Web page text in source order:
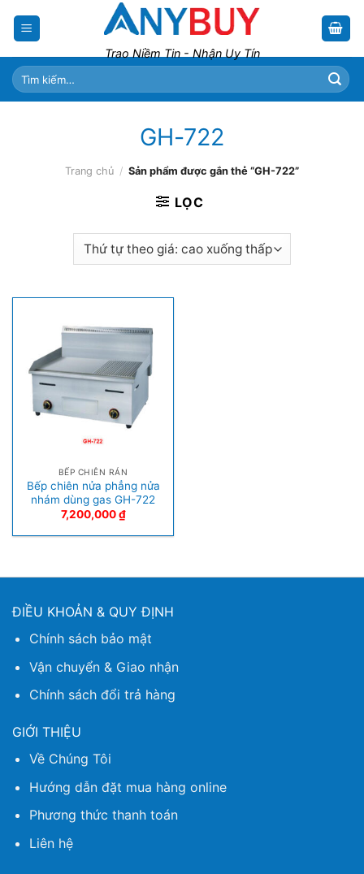
Trao Niềm Tin - Nhận Uy Tín
Tìm
kiếm:
GH-722
Trang chủ / Sản phẩm được gắn thẻ “GH-722”
LỌC
BẾP CHIÊN RÁN
Bếp chiên nửa phẳng nửa
nhám dùng gas GH-722
7,200,000₫
ĐIỀU KHOẢN & QUY ĐỊNH
Chính sách bảo mật
Vận chuyển & Giao nhận
Chính sách đổi trả hàng
GIỚI THIỆU
Về Chúng Tôi
Hướng dẫn đặt mua hàng online
Phương thức thanh toán
Liên hệ